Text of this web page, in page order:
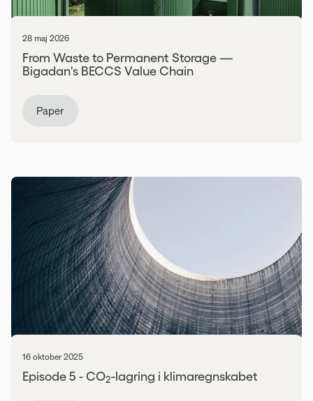
28 maj 2026
From Waste to Permanent Storage —
Bigadan's BECCS Value Chain
Paper
16 oktober 2025
Episode 5 - CO2-lagring i klimaregnskabet